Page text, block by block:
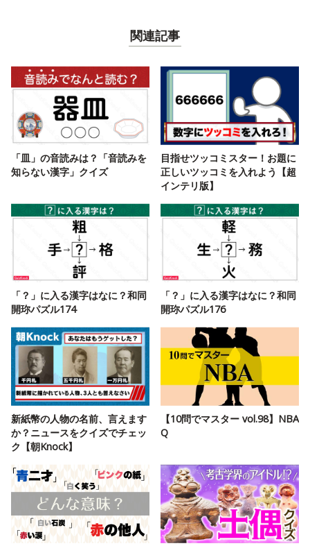
関連記事
「皿」の音読みは？「音読みを
知らない漢字」クイズ
目指せツッコミスター！お題に
正しいツッコミを入れよう【超
インテリ版】
「？」に入る漢字はなに？和同
開珎パズル174
「？」に入る漢字はなに？和同
開珎パズル176
新紙幣の人物の名前、言えます
か？ニュースをクイズでチェッ
ク【朝Knock】
【10問でマスター vol.98】NBA
Q